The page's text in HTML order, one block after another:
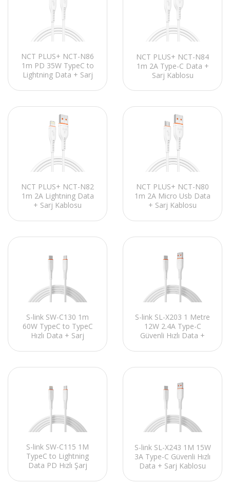
NCT PLUS+ NCT-N86
1m PD 35W TypeC to
Lightning Data + Sarj
NCT PLUS+ NCT-N84
1m 2A Type-C Data +
Sarj Kablosu
NCT PLUS+ NCT-N82
1m 2A Lightning Data
+ Sarj Kablosu
NCT PLUS+ NCT-N80
1m 2A Micro Usb Data
+ Sarj Kablosu
S-link SW-C130 1m
60W TypeC to TypeC
Hızlı Data + Sarj
S-link SL-X203 1 Metre
12W 2.4A Type-C
Güvenli Hızlı Data +
S-link SW-C115 1M
TypeC to Lightning
Data PD Hızlı Şarj
S-link SL-X243 1M 15W
3A Type-C Güvenli Hızlı
Data + Sarj Kablosu